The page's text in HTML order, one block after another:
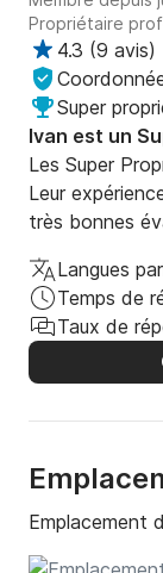
Propriétaire
4.3 (9 avis)
Super
Ivan est un
Les Super
Leur
très bonnes
Langues
Temps de
Taux de
Emplacement